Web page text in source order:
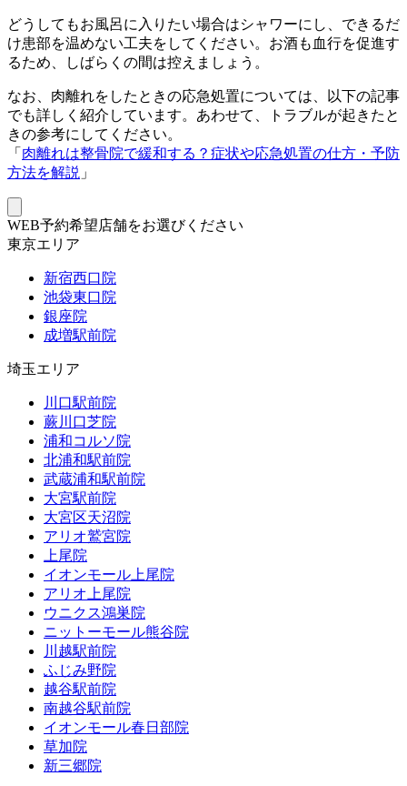
どうしてもお風呂に入りたい場合はシャワーにし、できるだ
け患部を温めない工夫をしてください。お酒も血行を促進す
るため、しばらくの間は控えましょう。
なお、肉離れをしたときの応急処置については、以下の記事
でも詳しく紹介しています。あわせて、トラブルが起きたと
きの参考にしてください。
「 肉離れは整骨院で緩和する？症状や応急処置の仕方・予防
方法を解説 」
WEB予約希望店舗をお選びください
東京エリア
新宿西口院
池袋東口院
銀座院
成増駅前院
埼玉エリア
川口駅前院
蕨川口芝院
浦和コルソ院
北浦和駅前院
武蔵浦和駅前院
大宮駅前院
大宮区天沼院
アリオ鷲宮院
上尾院
イオンモール上尾院
アリオ上尾院
ウニクス鴻巣院
ニットーモール熊谷院
川越駅前院
ふじみ野院
越谷駅前院
南越谷駅前院
イオンモール春日部院
草加院
新三郷院